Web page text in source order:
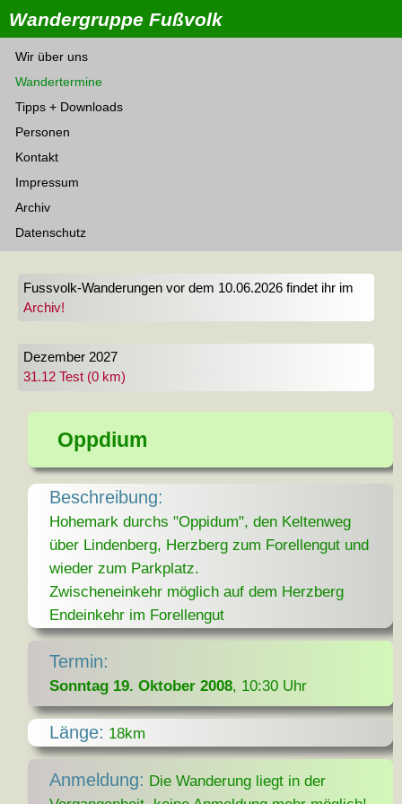
Wandergruppe Fußvolk
Wir über uns
Wandertermine
Tipps + Downloads
Personen
Kontakt
Impressum
Archiv
Datenschutz
Fussvolk-Wanderungen vor dem 10.06.2026 findet ihr im
Archiv!
Dezember 2027
31.12 Test (0 km)
Oppdium
Beschreibung:
Hohemark durchs "Oppidum", den Keltenweg
über Lindenberg, Herzberg zum Forellengut und
wieder zum Parkplatz.
Zwischeneinkehr möglich auf dem Herzberg
Endeinkehr im Forellengut
Termin:
Sonntag 19. Oktober 2008, 10:30 Uhr
Länge: 18km
Anmeldung: Die Wanderung liegt in der